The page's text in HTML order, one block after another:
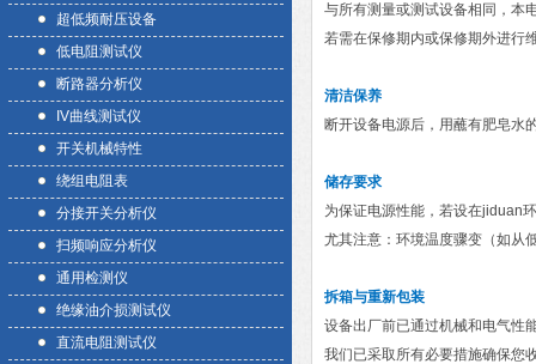
超低频耐压设备
低电阻测试仪
断路器分析仪
IV曲线测试仪
开关机械特性
绕组电阻表
分接开关分析仪
扫频响应分析仪
通用检测仪
绝缘油介损测试仪
直流电阻测试仪
与所有测量或测试设备相同，本
若需在保修期内或保修期外进行
清洁保养
断开设备电源后，用蘸有肥皂水
储存要求
为保证电源性能，若设在jiduan
尤其注意：环境温度骤变（如从
拆箱与重新包装
设备出厂前已通过机械和电气性
我们已采取所有必要措施确保您